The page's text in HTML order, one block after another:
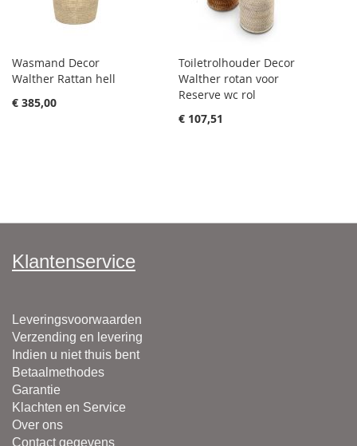
Wasmand Decor
Walther Rattan hell
€ 385,00
Toiletrolhouder Decor
Walther rotan voor
Reserve wc rol
€ 107,51
Klantenservice
Leveringsvoorwaarden
Verzending en levering
Indien u niet thuis bent
Betaalmethodes
Garantie
Klachten en Service
Over ons
Contact gegevens